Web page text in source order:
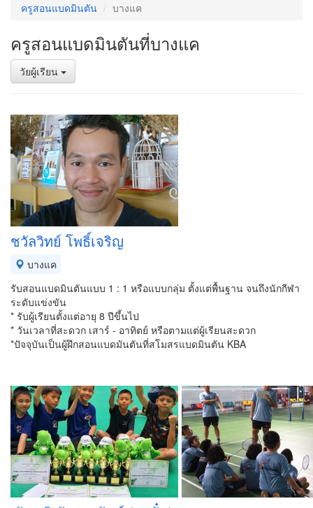
ครูสอนแบดมินตัน บางแค
ครูสอนแบดมินตันที่บางแค
วัยผู้เรียน
ชวัลวิทย์ โพธิ์เจริญ
บางแค
รับสอนแบดมินตันแบบ 1 : 1 หรือแบบกลุ่ม ตั้งแต่พื้นฐาน จนถึงนักกีฬา
ระดับแข่งขัน
* รับผู้เรียนตั้งแต่อายุ 8 ปีขึ้นไป
* วันเวลาที่สะดวก เสาร์ - อาทิตย์ หรือตามแต่ผู้เรียนสะดวก
*ปัจจุบันเป็นผู้ฝึกสอนแบดมันตันที่สโมสรแบดมินตัน KBA